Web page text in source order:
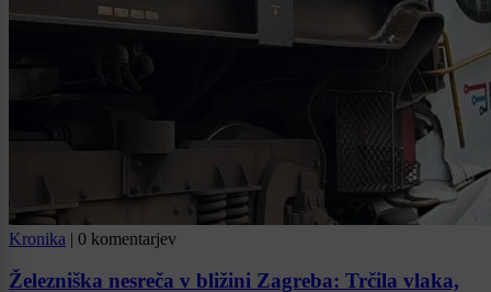
Kronika | 0 komentarjev
Železniška nesreča v bližini Zagreba: Trčila vlaka,